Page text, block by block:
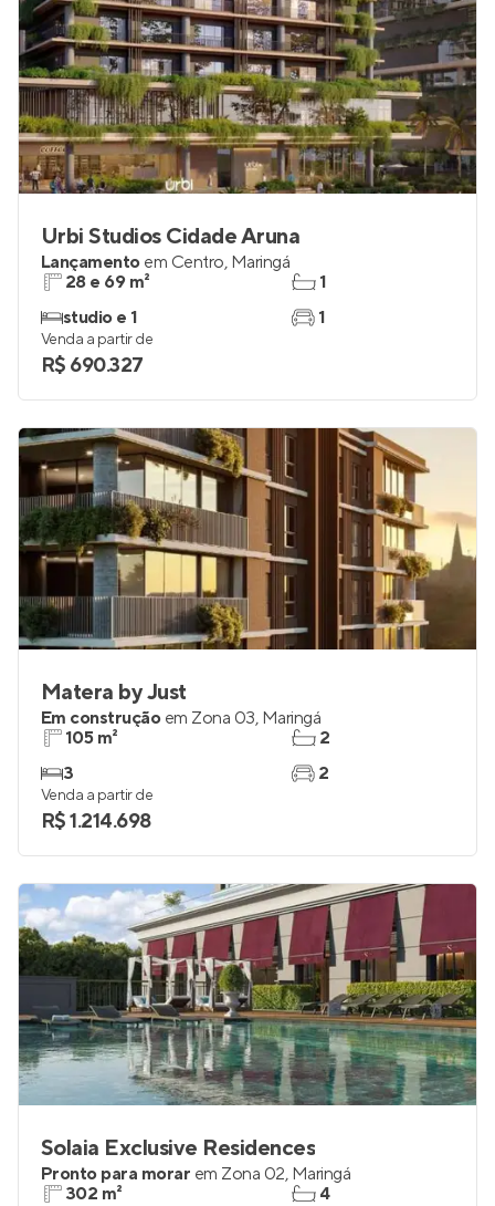
Urbi Studios Cidade Aruna
Lançamento em Centro, Maringá
28 e 69 m²
studio e 1
1
1
Venda a partir de
R$ 690.327
Matera by Just
Em construção em Zona 03, Maringá
105 m²
3
2
2
Venda a partir de
R$ 1.214.698
Solaia Exclusive Residences
Pronto para morar em Zona 02, Maringá
302 m²
4